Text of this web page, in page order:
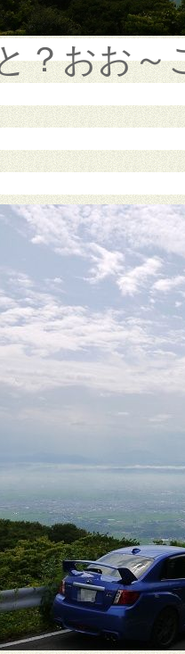
？おお～